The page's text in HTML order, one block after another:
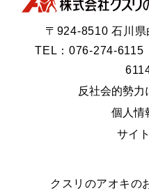
〒924-8510 石川
TEL：076-274-6115
反社会的勢力
個人情
サイ
クスリのアオキの